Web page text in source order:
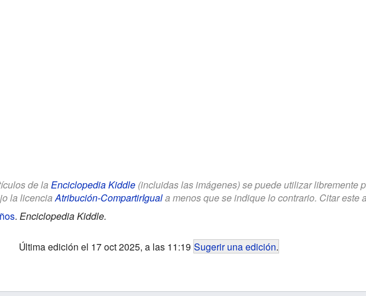
de la Enciclopedia Kiddle(incluidas las imágenes) se puede utilizar libremente
la licencia Atribución-CompartirIguala menos que se indique lo contrario. Citar este
. Enciclopedia Kiddle.
Última edición el 17 oct 2025, a las 11:19 Sugerir una edición.